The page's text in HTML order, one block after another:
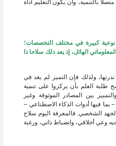
بالتنمية، وأن يكون التعليم أداة
نوعية كبيرة في مختلف التخصصات؛
الهائل، إذ يعد ذلك سلاحا ذا
ولذلك فإن التميز لم يعد في
العلم بأن يركزوا على تنمية
بين المصادر الموثوقة وغير
– بما فيها أدوات الذكاء الاصطناعي –
الشخصي. فالمعرفة اليوم سلاح
وعي أخلاقي، وانضباط ذاتي، ورغبة